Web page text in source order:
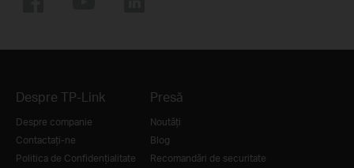
Despre TP-Link
Despre companie
Contactați-ne
Politica de Confidențialitate
Presă
Noutăți
Blog
Recomandări de securitate